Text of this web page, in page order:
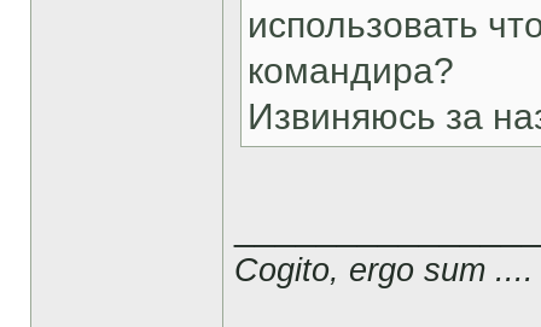
использовать
командира?
Извиняюсь за
Cogito, ergo sum ....